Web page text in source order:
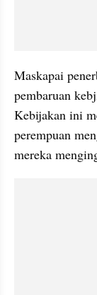
Maskapai
pembaruan
Kebijakan ini
perempuan
mereka